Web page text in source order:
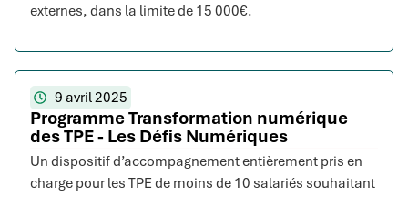
externes, dans la limite de 15 000€.
9 avril 2025
Programme Transformation numérique
des TPE - Les Défis Numériques
Un dispositif d’accompagnement entièrement pris en
charge pour les TPE de moins de 10 salariés souhaitant